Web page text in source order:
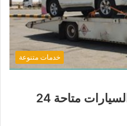
خدمات متنوعة
سطحة غرب الرياض لنقل السيارات متاحة 24